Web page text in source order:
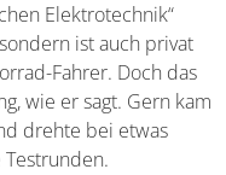
Elektrotechnik“
ist auch privat
Fahrer. Doch das
wie er sagt. Gern kam
drehte bei etwas